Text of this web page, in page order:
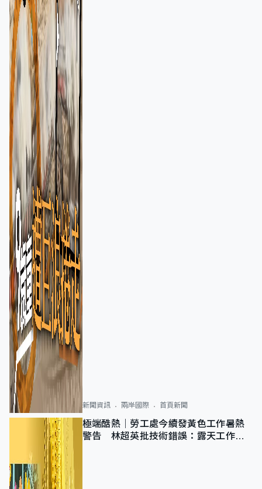
新聞資訊 兩岸國際 首頁新聞
極端酷熱｜勞工處今續發黃色工作暑熱
警告 林超英批技術錯誤：露天工作不